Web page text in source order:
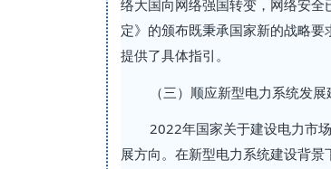
络大国向网络强国转变，网络安
定》的颁布既秉承国家新的战略
提供了具体指引。
（三）顺应新型电力系统发展
2022年国家关于建设电力市
展方向。在新型电力系统建设背